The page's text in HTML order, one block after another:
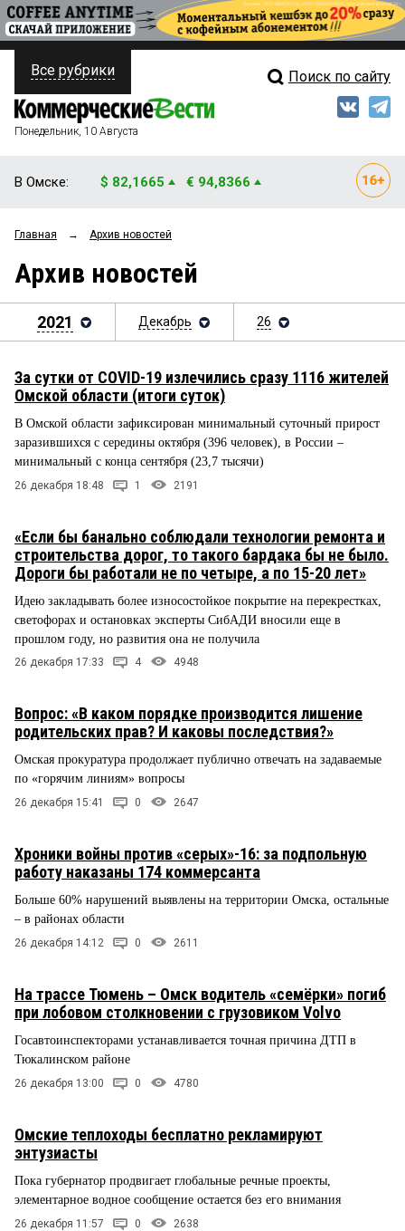
ПОЛИТИКА
ФИНАНСЫ
ОБЩЕСТВО
ЗАКОН
НОВОСТИ КОМПАНИЙ
СТИЛЬ ЖИЗНИ
Свежий выпуск
Блоги
Все рубрики Поиск по сайту
Понедельник, 10 Августа
В Омске: $ 82,1665 € 94,8366
Главная → Архив новостей
Архив новостей
2021 Декабрь 26
За сутки от COVID-19 излечились сразу 1116 жителей
Омской области (итоги суток)
В Омской области зафиксирован минимальный суточный прирост
заразившихся с середины октября (396 человек), в России –
минимальный с конца сентября (23,7 тысячи)
26 декабря 18:48 1 2191
«Если бы банально соблюдали технологии ремонта и
строительства дорог, то такого бардака бы не было.
Дороги бы работали не по четыре, а по 15-20 лет»
Идею закладывать более износостойкое покрытие на перекрестках,
светофорах и остановках эксперты СибАДИ вносили еще в
прошлом году, но развития она не получила
26 декабря 17:33 4 4948
Вопрос: «В каком порядке производится лишение
родительских прав? И каковы последствия?»
Омская прокуратура продолжает публично отвечать на задаваемые
по «горячим линиям» вопросы
26 декабря 15:41 0 2647
Хроники войны против «серых»-16: за подпольную
работу наказаны 174 коммерсанта
Больше 60% нарушений выявлены на территории Омска, остальные
– в районах области
26 декабря 14:12 0 2611
На трассе Тюмень – Омск водитель «семёрки» погиб
при лобовом столкновении с грузовиком Volvo
Госавтоинспекторами устанавливается точная причина ДТП в
Тюкалинском районе
26 декабря 13:00 0 4780
Омские теплоходы бесплатно рекламируют
энтузиасты
Пока губернатор продвигает глобальные речные проекты,
элементарное водное сообщение остается без его внимания
26 декабря 11:57 0 2638